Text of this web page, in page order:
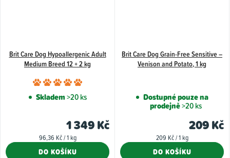
Brit Care Dog Hypoallergenic Adult
Medium Breed 12 + 2 kg
Průměrné
hodnocení
je
5,0
z
Skladem>20 ks
1 349 Kč
Měrná
96,36 Kč / 1 kg
DO KOŠÍKU
Brit Care Dog Grain-Free Sensitive –
Venison and Potato, 1 kg
Dostupné pouze na
prodejně>20 ks
209 Kč
Měrná
209 Kč / 1 kg
DO KOŠÍKU